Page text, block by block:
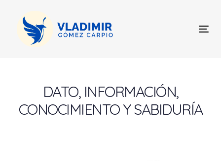
content
DATO, INFORMACIÓN,
CONOCIMIENTO Y SABIDURÍA
navigation